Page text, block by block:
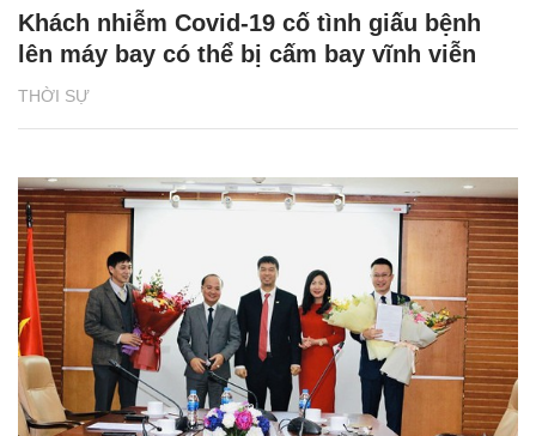
THỜI SỰ
Khách nhiễm Covid-19 cố tình giấu bệnh
lên máy bay có thể bị cấm bay vĩnh viễn